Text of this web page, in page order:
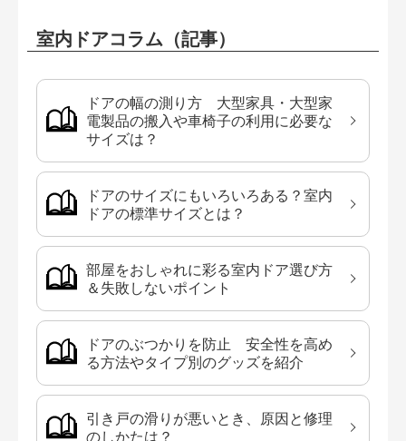
室内ドアコラム（記事）
ドアの幅の測り方 大型家具・大型家
電製品の搬入や車椅子の利用に必要な
サイズは？
ドアのサイズにもいろいろある？室内
ドアの標準サイズとは？
部屋をおしゃれに彩る室内ドア選び方
＆失敗しないポイント
ドアのぶつかりを防止 安全性を高め
る方法やタイプ別のグッズを紹介
引き戸の滑りが悪いとき、原因と修理
のしかたは？